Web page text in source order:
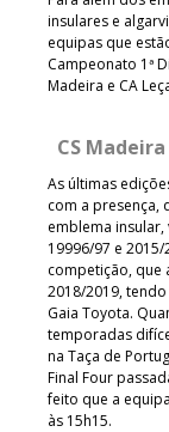
insulares e
equipas que
Campeonato 1ª
Madeira e CA
CS
As últimas
com a presença,
emblema insular,
19996/97 e
competição, que
2018/2019,
Gaia Toyota.
temporadas
na Taça de
Final Four
feito que a
às 15h15.